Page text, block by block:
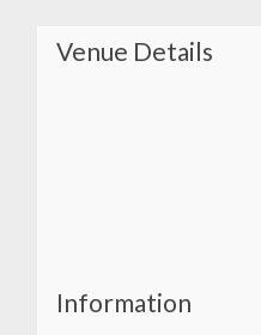
Venue Details
Information